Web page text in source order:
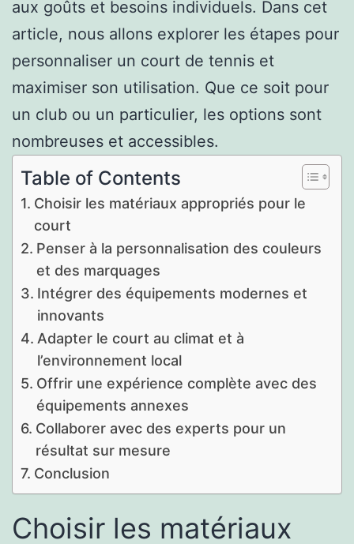
aux goûts et besoins individuels. Dans cet
article, nous allons explorer les étapes pour
personnaliser un court de tennis et
maximiser son utilisation. Que ce soit pour
un club ou un particulier, les options sont
nombreuses et accessibles.
Table of Contents
Choisir les matériaux appropriés pour le
court
Penser à la personnalisation des couleurs
et des marquages
Intégrer des équipements modernes et
innovants
Adapter le court au climat et à
l’environnement local
Offrir une expérience complète avec des
équipements annexes
Collaborer avec des experts pour un
résultat sur mesure
Conclusion
Choisir les matériaux